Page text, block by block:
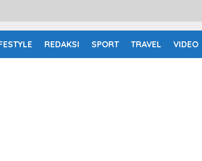
REDAKSI SPORT TRAVEL VIDEO